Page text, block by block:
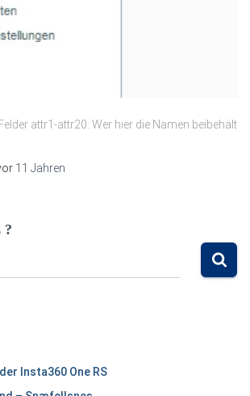
attr1-attr20. Wer hier die Namen beibehält
11 Jahren
?
Insta360 One RS